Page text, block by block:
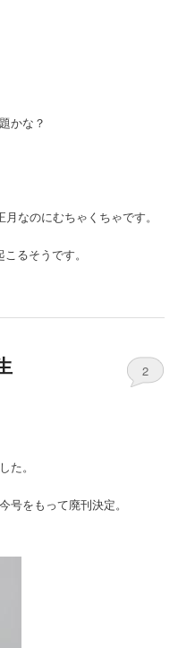
かな？
なのにむちゃくちゃです。
るそうです。
2
た。
号をもって廃刊決定。